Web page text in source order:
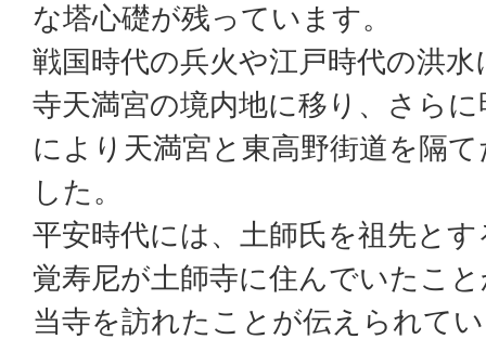
な塔心礎が残っています。
戦国時代の兵火や江戸時代の洪
寺天満宮の境内地に移り、さら
により天満宮と東高野街道を隔
した。
平安時代には、土師氏を祖先と
覚寿尼が土師寺に住んでいたこ
当寺を訪れたことが伝えられて